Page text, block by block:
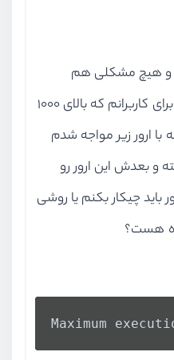
و هیچ مشکلی هم
نداشتم فقط من میخواستم برای کاربرانم که بالای 1000
ارور زیر مواجه شدم
میفرسته و بعدش این ارور رو
باید چیکار بکنم یا روشی
هست؟
Maximum